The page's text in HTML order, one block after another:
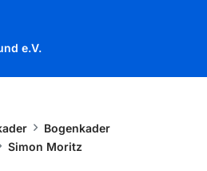
e.V.
Bogenkader
Simon Moritz